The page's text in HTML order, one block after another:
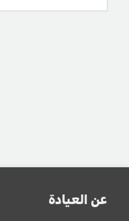
عن العيادة